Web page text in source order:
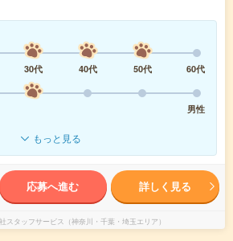
30代 40代 50代
60代
男性
もっと見る
応募へ進む 詳しく見る
スタッフサービス（神奈川・千葉・埼玉エリア）